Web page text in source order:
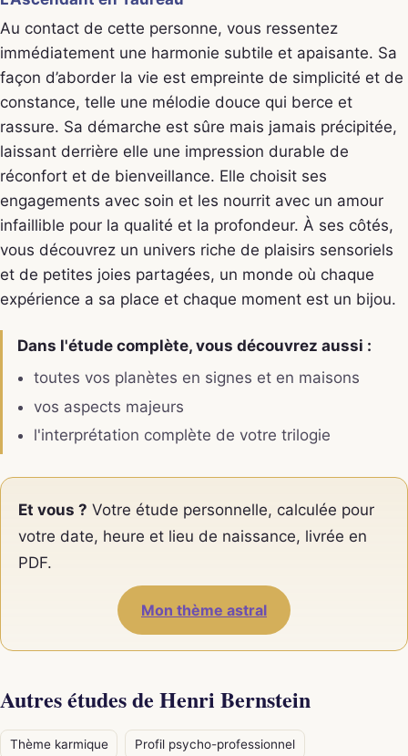
Au contact de cette personne, vous ressentez
immédiatement une harmonie subtile et apaisante. Sa
façon d’aborder la vie est empreinte de simplicité et de
constance, telle une mélodie douce qui berce et
rassure. Sa démarche est sûre mais jamais précipitée,
laissant derrière elle une impression durable de
réconfort et de bienveillance. Elle choisit ses
engagements avec soin et les nourrit avec un amour
infaillible pour la qualité et la profondeur. À ses côtés,
vous découvrez un univers riche de plaisirs sensoriels
et de petites joies partagées, un monde où chaque
expérience a sa place et chaque moment est un bijou.
Dans l'étude complète, vous découvrez aussi :
toutes vos planètes en signes et en maisons
vos aspects majeurs
l'interprétation complète de votre trilogie
Et vous ? Votre étude personnelle, calculée pour
votre date, heure et lieu de naissance, livrée en
PDF.
Mon thème astral
Autres études de Henri Bernstein
Thème karmique Profil psycho-professionnel